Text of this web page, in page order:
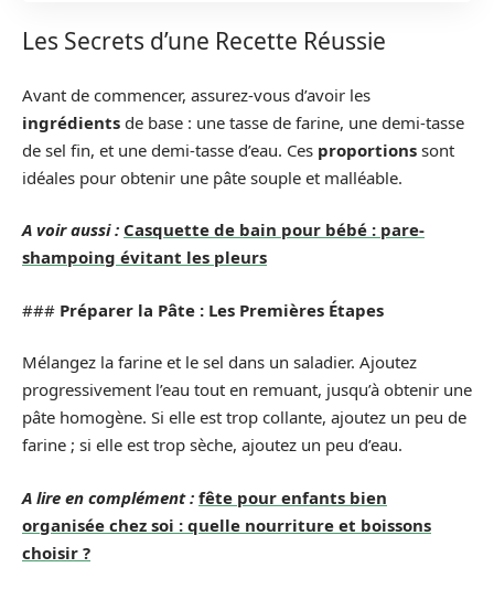
Les Secrets d’une Recette Réussie
Avant de commencer, assurez-vous d’avoir les
ingrédients de base : une tasse de farine, une demi-tasse
de sel fin, et une demi-tasse d’eau. Ces proportions sont
idéales pour obtenir une pâte souple et malléable.
A voir aussi : Casquette de bain pour bébé : pare-
shampoing évitant les pleurs
### Préparer la Pâte : Les Premières Étapes
Mélangez la farine et le sel dans un saladier. Ajoutez
progressivement l’eau tout en remuant, jusqu’à obtenir une
pâte homogène. Si elle est trop collante, ajoutez un peu de
farine ; si elle est trop sèche, ajoutez un peu d’eau.
A lire en complément : fête pour enfants bien
organisée chez soi : quelle nourriture et boissons
choisir ?